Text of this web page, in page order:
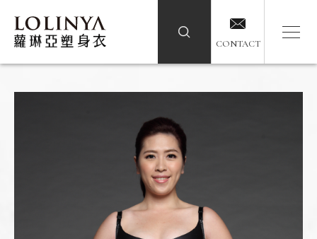
CONTACT
CONTACT